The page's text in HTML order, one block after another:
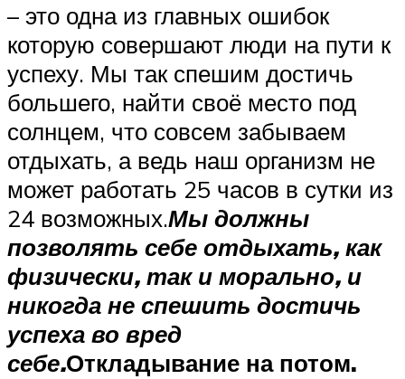
– это одна из главных ошибок
которую совершают люди на пути к
успеху. Мы так спешим достичь
большего, найти своё место под
солнцем, что совсем забываем
отдыхать, а ведь наш организм не
может работать 25 часов в сутки из
24 возможных.Мы должны
позволять себе отдыхать, как
физически, так и морально, и
никогда не спешить достичь
успеха во вред
себе.Откладывание на потом.